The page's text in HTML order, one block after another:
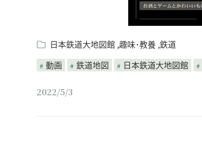
日本鉄道大地図館 趣味･教養 鉄道
動画
鉄道地図 日本鉄道大地図館
2022/5/3